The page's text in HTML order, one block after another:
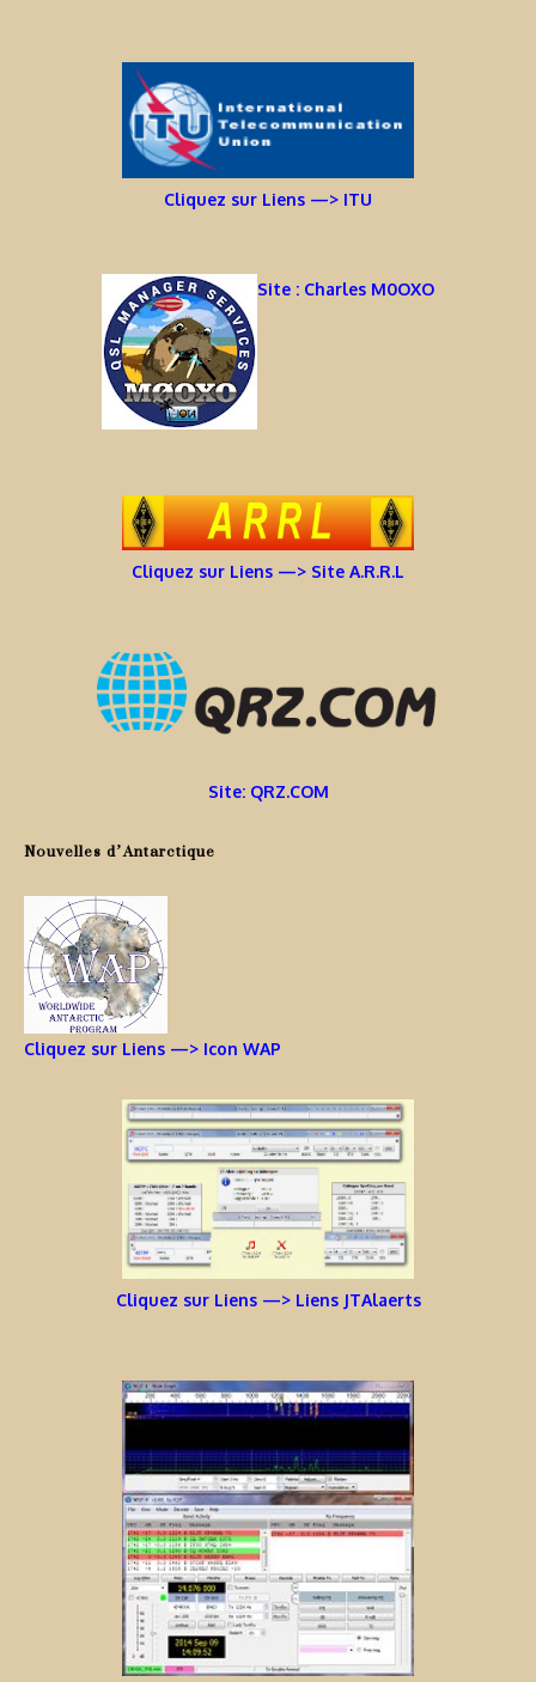
Cliquez sur Liens —> ITU
Site : Charles M0OXO
Cliquez sur Liens —> Site A.R.R.L
Site: QRZ.COM
Nouvelles d’Antarctique
Cliquez sur Liens —> Icon WAP
Cliquez sur Liens —> Liens JTAlaerts